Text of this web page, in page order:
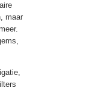
maar